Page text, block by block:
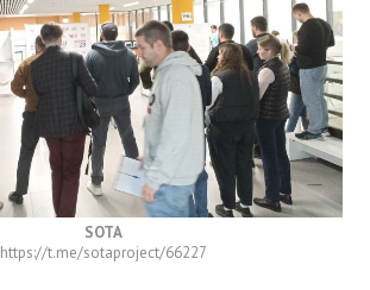
SOTA
https://t.me/sotaproject/66227